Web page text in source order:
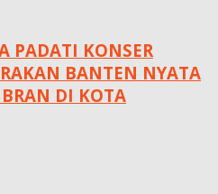
PADATI KONSER
BANTEN NYATA
DI KOTA